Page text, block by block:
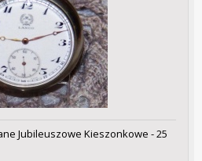
Jubileuszowe Kieszonkowe - 25